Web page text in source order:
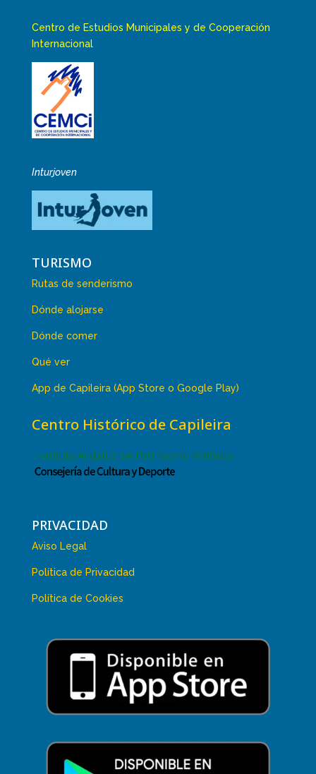
Centro de Estudios Municipales y de Cooperación
Internacional
Inturjoven
TURISMO
Rutas de senderismo
Dónde alojarse
Dónde comer
Qué ver
App de Capileira (App Store o Google Play)
Centro Histórico de Capileira
PRIVACIDAD
Aviso Legal
Política de Privacidad
Política de Cookies